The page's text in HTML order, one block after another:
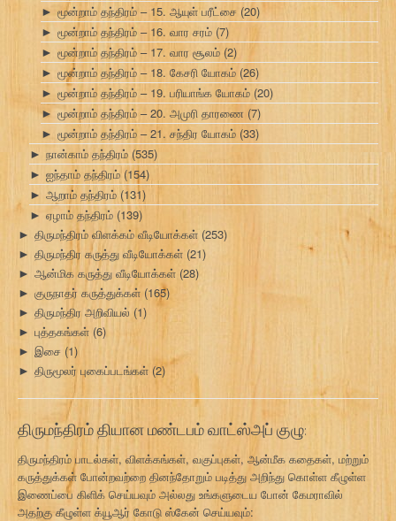
► மூன்றாம் தந்திரம் – 15. ஆயுள் பரீட்சை (20)
► மூன்றாம் தந்திரம் – 16. வார சரம் (7)
► மூன்றாம் தந்திரம் – 17. வார சூலம் (2)
► மூன்றாம் தந்திரம் – 18. கேசரி யோகம் (26)
► மூன்றாம் தந்திரம் – 19. பரியாங்க யோகம் (20)
► மூன்றாம் தந்திரம் – 20. அமுரி தாரணை (7)
► மூன்றாம் தந்திரம் – 21. சந்திர யோகம் (33)
► நான்காம் தந்திரம் (535)
► ஐந்தாம் தந்திரம் (154)
► ஆறாம் தந்திரம் (131)
► ஏழாம் தந்திரம் (139)
► திருமந்திரம் விளக்கம் வீடியோக்கள் (253)
► திருமந்திர கருத்து வீடியோக்கள் (21)
► ஆன்மிக கருத்து வீடியோக்கள் (28)
► குருநாதர் கருத்துக்கள் (165)
► திருமந்திர அறிவியல் (1)
► புத்தகங்கள் (6)
► இசை (1)
► திருமூலர் புகைப்படங்கள் (2)
திருமந்திரம் தியான மண்டபம் வாட்ஸ்அப் குழு:
திருமந்திரம் பாடல்கள், விளக்கங்கள், வகுப்புகள், ஆன்மீக கதைகள், மற்றும்
கருத்துக்கள் போன்றவற்றை தினந்தோறும் படித்து அறிந்து கொள்ள கீழுள்ள
இணைப்பை கிளிக் செய்யவும் அல்லது உங்களுடைய போன் கேமராவில்
அதற்கு கீழுள்ள க்யூஆர் கோடு ஸ்கேன் செய்யவும்: